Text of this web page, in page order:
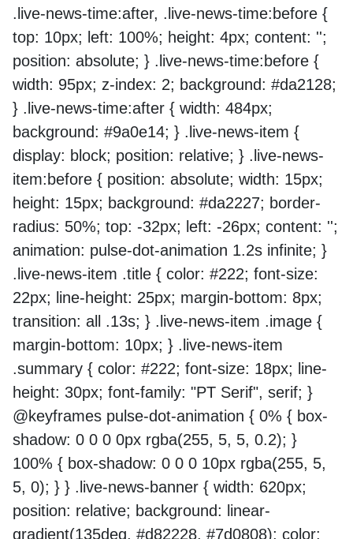
.live-news-time:after, .live-news-time:before {
top: 10px; left: 100%; height: 4px; content: '';
position: absolute; } .live-news-time:before {
width: 95px; z-index: 2; background: #da2128;
} .live-news-time:after { width: 484px;
background: #9a0e14; } .live-news-item {
display: block; position: relative; } .live-news-
item:before { position: absolute; width: 15px;
height: 15px; background: #da2227; border-
radius: 50%; top: -32px; left: -26px; content: '';
animation: pulse-dot-animation 1.2s infinite; }
.live-news-item .title { color: #222; font-size:
22px; line-height: 25px; margin-bottom: 8px;
transition: all .13s; } .live-news-item .image {
margin-bottom: 10px; } .live-news-item
.summary { color: #222; font-size: 18px; line-
height: 30px; font-family: "PT Serif", serif; }
@keyframes pulse-dot-animation { 0% { box-
shadow: 0 0 0 0px rgba(255, 5, 5, 0.2); }
100% { box-shadow: 0 0 0 10px rgba(255, 5,
5, 0); } } .live-news-banner { width: 620px;
position: relative; background: linear-
gradient(135deg, #d82228, #7d0808); color: